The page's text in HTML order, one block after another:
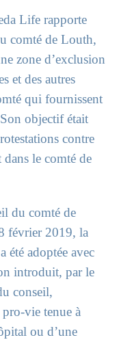
Life rapporte
comté de Louth,
zone d’exclusion
et des autres
qui fournissent
objectif était
contre
dans le comté de
du comté de
février 2019, la
été adoptée avec
introduit, par le
conseil,
vie tenue à
ou d’une